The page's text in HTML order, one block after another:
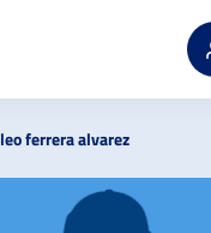
leo ferrera alvarez